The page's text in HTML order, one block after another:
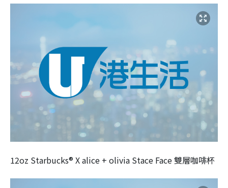
12oz Starbucks® X alice + olivia Stace Face 雙層咖啡杯